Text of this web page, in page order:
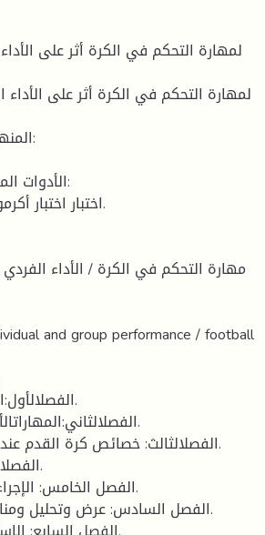
الأدوات
اختبار اختبار
مهارة التحكم في الكرة / الأداء
and group performance / football